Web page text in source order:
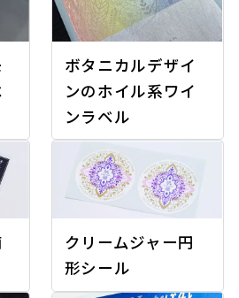
ボタニカルデザイ
ンのホイル系ワイ
ンラベル
クリームジャー円
形シール